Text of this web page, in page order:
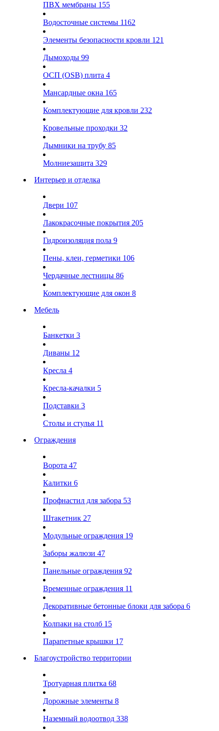
ПВХ мембраны 155
Водосточные системы 1162
Элементы безопасности кровли 121
Дымоходы 99
ОСП (OSB) плита 4
Мансардные окна 165
Комплектующие для кровли 232
Кровельные проходки 32
Дымники на трубу 85
Молниезащита 329
Интерьер и отделка
Двери 107
Лакокрасочные покрытия 205
Гидроизоляция пола 9
Пены, клеи, герметики 106
Чердачные лестницы 86
Комплектующие для окон 8
Мебель
Банкетки 3
Диваны 12
Кресла 4
Кресла-качалки 5
Подставки 3
Столы и стулья 11
Ограждения
Ворота 47
Калитки 6
Профнастил для забора 53
Штакетник 27
Модульные ограждения 19
Заборы жалюзи 47
Панельные ограждения 92
Временные ограждения 11
Декоративные бетонные блоки для забора 6
Колпаки на столб 15
Парапетные крышки 17
Благоустройство территории
Тротуарная плитка 68
Дорожные элементы 8
Наземный водоотвод 338